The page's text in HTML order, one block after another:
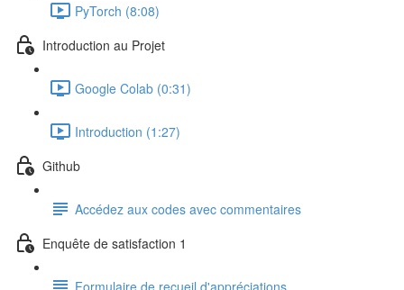
PyTorch (8:08)
Introduction au Projet
Google Colab (0:31)
Introduction (1:27)
Github
Accédez aux codes avec commentaires
Enquête de satisfaction 1
Formulaire de recueil d'appréciations